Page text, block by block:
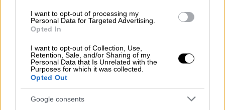
I want to opt-out of processing my
Personal Data for Targeted Advertising.
Opted In
I want to opt-out of Collection, Use,
Retention, Sale, and/or Sharing of my
Personal Data that Is Unrelated with the
Purposes for which it was collected.
Opted Out
Google consents
βόρεια τμήματά του. Στην περιοχή της
Ελασσόνας καταγράφηκανισχυρές
σημειώθηκε και χαλαζόπτωση. Έντονηβροχή
και χαλάζικαταγράφηκαν και στη
Βερδικούσια, με τους κατοίκους και τους
αγρότες ναπαρακολουθούν με ανησυχίατην
εξέλιξη των φαινομένων.